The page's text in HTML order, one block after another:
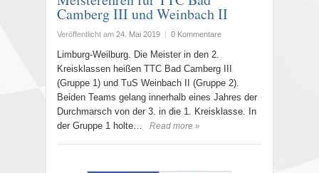
Camberg III und Weinbach II
Veröffentlicht am 24. Mai 2019 0 Kommentare
Limburg-Weilburg. Die Meister in den 2.
Kreisklassen heißen TTC Bad Camberg III
(Gruppe 1) und TuS Weinbach II (Gruppe 2).
Beiden Teams gelang innerhalb eines Jahres der
Durchmarsch von der 3. in die 1. Kreisklasse. In
der Gruppe 1 holte…
Read more »